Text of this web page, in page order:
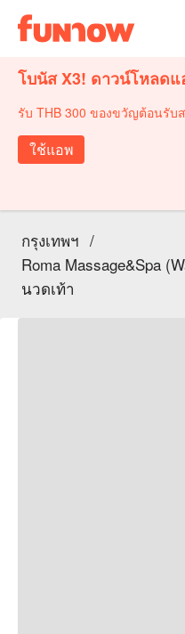
โบนัส X3! ดาวน์โหลด
รับ THB 300 ของขวัญต้อนรับ
ใช้แอพ
กรุงเทพฯ /
Roma Massage&Spa
นวดเท้า